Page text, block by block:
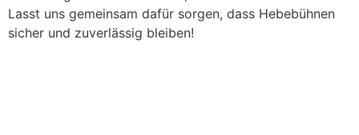
Lasst uns gemeinsam dafür sorgen, dass Hebebühnen
sicher und zuverlässig bleiben!